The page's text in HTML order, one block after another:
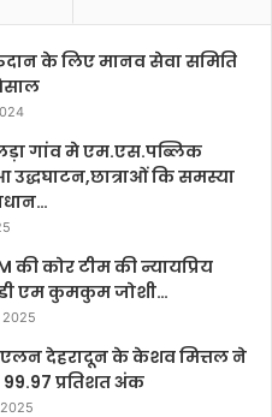
के लिए मानव सेवा समिति
गांव मे एम.एस.पब्लिक
कि समस्या
की कोर टीम की न्यायप्रिय
डी एम कुमकुम जोशी…
2025
देहरादून के केशव मित्तल ने
प्रतिशत अंक
2025